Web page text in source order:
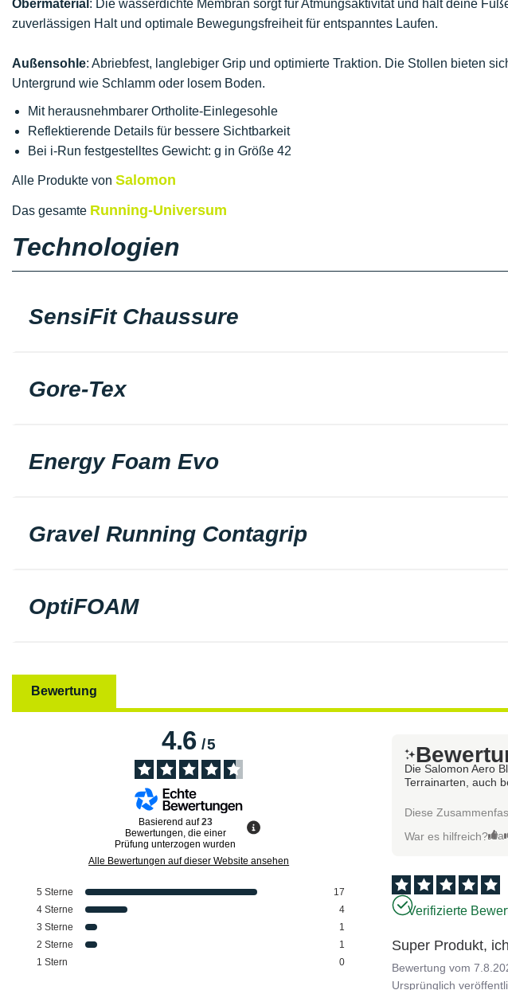
Obermaterial : Die wasserdichte Membran sorgt für Atmungsaktivität und hält deine
zuverlässigen Halt und optimale Bewegungsfreiheit für entspanntes Laufen.
Außensohle: Abriebfest, langlebiger Grip und optimierte Traktion. Die Stollen bieten
Untergrund wie Schlamm oder losem Boden.
Mit herausnehmbarer Ortholite-Einlegesohle
Reflektierende Details für bessere Sichtbarkeit
Bei i-Run festgestelltes Gewicht: g in Größe 42
Alle Produkte von Salomon
Das gesamte Running-Universum
Technologien
SensiFit Chaussure
Gore-Tex
Energy Foam Evo
Gravel Running Contagrip
OptiFOAM
Bewertung
4.6/5
Basierend auf23
Bewertungen, die einer
Prüfung unterzogen wurden
Alle Bewertungen auf dieser Website ansehen
5 Sterne
17
4 Sterne
4
3 Sterne
1
2 Sterne
1
1 Stern 0
Die Salomon Aero
Terrainarten, auch
Diese
War es hilfreich? Ja
Verifizierte
Super Produkt,
Bewertung vom
Ursprünglich